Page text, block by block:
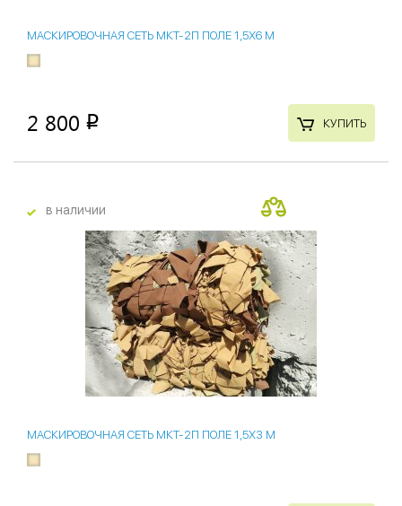
МАСКИРОВОЧНАЯ СЕТЬ МКТ-2П ПОЛЕ 1,5Х6 М
2 800 p КУПИТЬ
в наличии
МАСКИРОВОЧНАЯ СЕТЬ МКТ-2П ПОЛЕ 1,5Х3 М